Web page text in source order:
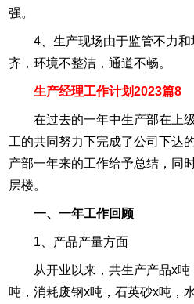
强。
4、生产现场由于监管不力
齐，环境不整洁，通道不畅。
生产经理工作计划2023篇8
在过去的一年中生产部在上
工的共同努力下完成了公司下达
产部一年来的工作给予总结，同
层楼。
一、一年工作回顾
1、产品产量方面
从开业以来，共生产产品x
吨，消耗废钢x吨，石英砂x吨，